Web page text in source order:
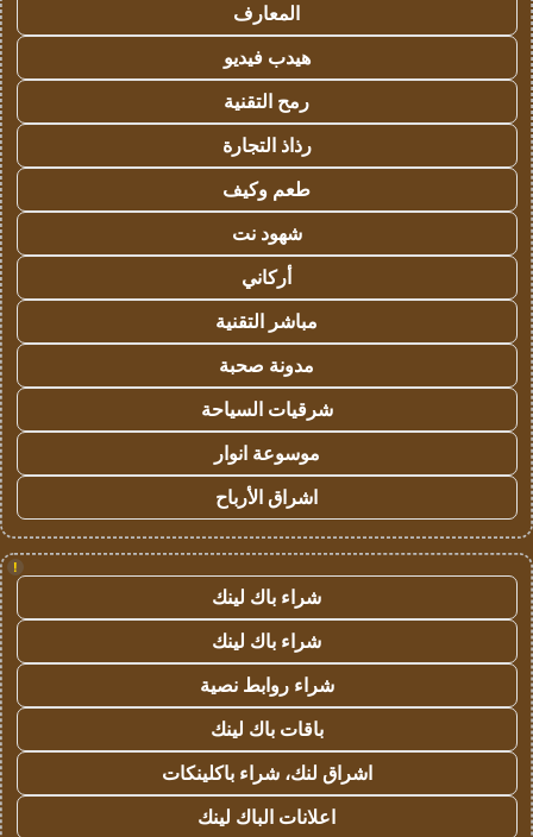
المعارف
هيدب فيديو
رمح التقنية
رذاذ التجارة
طعم وكيف
شهود نت
أركاني
مباشر التقنية
مدونة صحبة
شرقيات السياحة
موسوعة انوار
اشراق الأرباح
!
شراء باك لينك
شراء باك لينك
شراء روابط نصية
باقات باك لينك
اشراق لنك، شراء باكلينكات
اعلانات الباك لينك